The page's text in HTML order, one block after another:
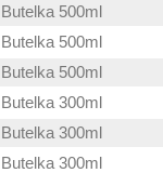
Butelka 500ml
Butelka 500ml
Butelka 500ml
Butelka 300ml
Butelka 300ml
Butelka 300ml